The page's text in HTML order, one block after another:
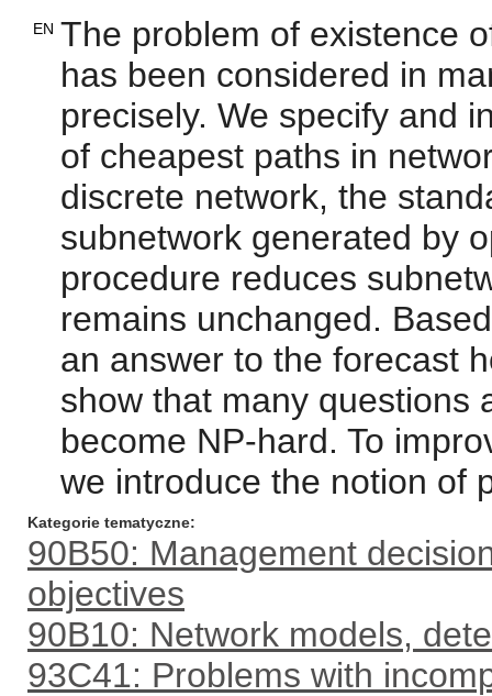
EN The problem of existence
has been considered in
precisely. We specify and
of cheapest paths in
discrete network, the
subnetwork generated by
procedure reduces
remains unchanged.
an answer to the forecast
show that many questions
become NP-hard. To
we introduce the notion of
Kategorie tematyczne
90B50: Management
objectives
90B10: Network models,
93C41: Problems with